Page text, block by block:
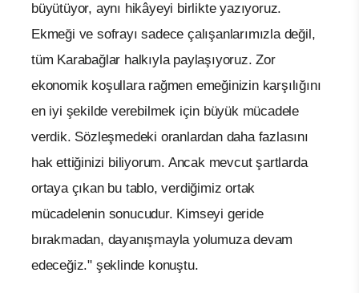
büyütüyor, aynı hikâyeyi birlikte yazıyoruz.
Ekmeği ve sofrayı sadece çalışanlarımızla değil,
tüm Karabağlar halkıyla paylaşıyoruz. Zor
ekonomik koşullara rağmen emeğinizin karşılığını
en iyi şekilde verebilmek için büyük mücadele
verdik. Sözleşmedeki oranlardan daha fazlasını
hak ettiğinizi biliyorum. Ancak mevcut şartlarda
ortaya çıkan bu tablo, verdiğimiz ortak
mücadelenin sonucudur. Kimseyi geride
bırakmadan, dayanışmayla yolumuza devam
edeceğiz." şeklinde konuştu.